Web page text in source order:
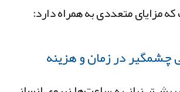
متعددی به همراه دارد: